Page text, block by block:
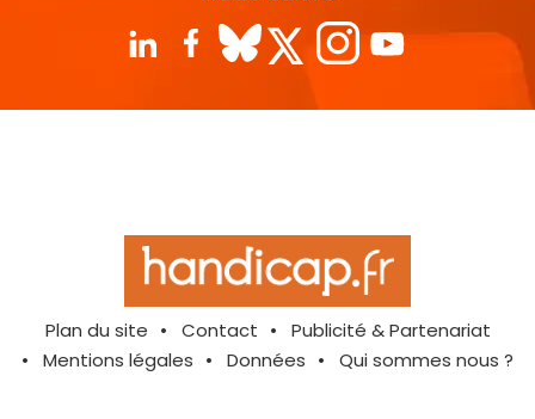
Plan du site Contact
Publicité & Partenariat
Mentions légales
Données Qui sommes nous ?